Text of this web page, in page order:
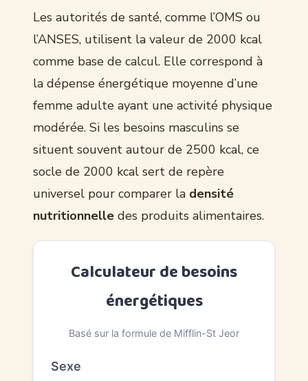
Les autorités de santé, comme l’OMS ou
l’ANSES, utilisent la valeur de 2000 kcal
comme base de calcul. Elle correspond à
la dépense énergétique moyenne d’une
femme adulte ayant une activité physique
modérée. Si les besoins masculins se
situent souvent autour de 2500 kcal, ce
socle de 2000 kcal sert de repère
universel pour comparer la densité
nutritionnelle des produits alimentaires.
Calculateur de besoins
énergétiques
Basé sur la formule de Mifflin-St Jeor
Sexe